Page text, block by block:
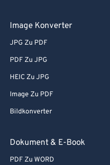
Image Konverter
JPG Zu PDF
PDF Zu JPG
HEIC Zu JPG
Image Zu PDF
Bildkonverter
Dokument & E-Book
PDF Zu WORD